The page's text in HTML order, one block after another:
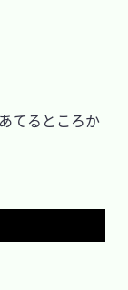
てるところか